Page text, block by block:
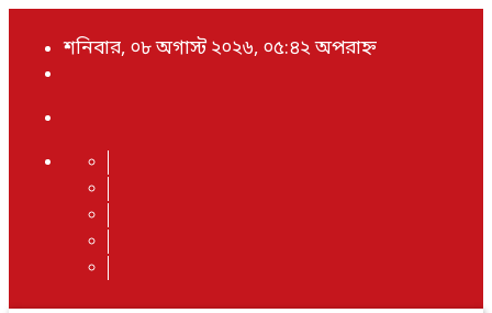
শনিবার, ০৮ অগাস্ট ২০২৬, ০৫:৪২ অপরাহ্ন